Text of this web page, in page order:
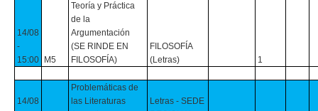
14/08
-
15:00
M5
Teoría y Práctica
de la
Argumentación
(SE RINDE EN
FILOSOFÍA)
FILOSOFÍA
(Letras)
1
14/08
Problemáticas de
las Literaturas
Letras - SEDE